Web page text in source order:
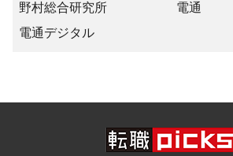
野村総合研究所
電通
電通デジタル